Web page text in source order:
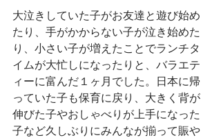
大泣きしていた子がお友達と遊び始め
たり、手がかからない子が泣き始めた
り、小さい子が増えたことでランチタ
イムが大忙しになったりと、バラエテ
ィーに富んだ１ヶ月でした。日本に帰
っていた子も保育に戻り、大きく背が
伸びた子やおしゃべりが上手になった
子など久しぶりにみんなが揃って賑や